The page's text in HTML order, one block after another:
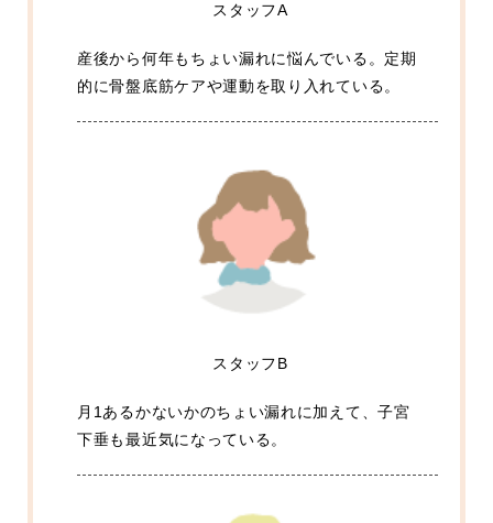
スタッフA
産後から何年もちょい漏れに悩んでいる。定期
的に骨盤底筋ケアや運動を取り入れている。
スタッフB
月1あるかないかのちょい漏れに加えて、子宮
下垂も最近気になっている。